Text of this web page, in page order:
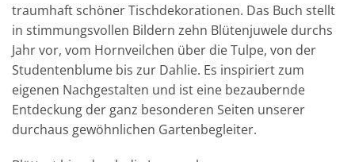
traumhaft schöner Tischdekorationen. Das Buch stellt
in stimmungsvollen Bildern zehn Blütenjuwele durchs
Jahr vor, vom Hornveilchen über die Tulpe, von der
Studentenblume bis zur Dahlie. Es inspiriert zum
eigenen Nachgestalten und ist eine bezaubernde
Entdeckung der ganz besonderen Seiten unserer
durchaus gewöhnlichen Gartenbegleiter.